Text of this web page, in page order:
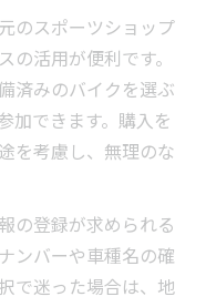
のスポーツショップ
活用が便利です。
済みのバイクを選ぶ
加できます。購入を
を考慮し、無理のな
の登録が求められる
ンバーや車種名の確
で迷った場合は、地